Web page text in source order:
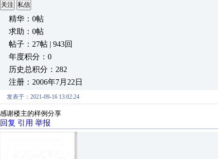
关注 私信
精华：0帖
求助：0帖
帖子：27帖 | 943回
年度积分：0
历史总积分：282
注册：2006年7月22日
发表于：2021-09-16 13:02:24
感谢楼主的样例分享
回复 引用 举报